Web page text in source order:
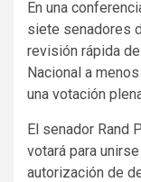
En una
siete senadores
revisión rápida
Nacional a
una votación
El senador Rand
votará para
autorización de